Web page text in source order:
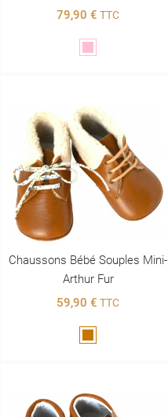
79,90 € TTC
Chaussons Bébé Souples Mini-
Arthur Fur
59,90 € TTC